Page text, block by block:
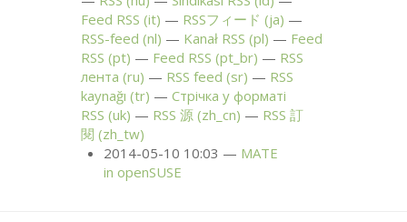
Feed RSS (it)
RSSフィード (ja)
RSS-feed (nl) Kanał RSS (pl)
Feed
RSS (pt) Feed RSS (pt_br)
RSS
лента (ru)
RSS feed (sr)
RSS
kaynağı (tr)
Стрічка у форматі
RSS (uk) RSS 源 (zh_cn) RSS 訂
閱 (zh_tw)
2014-05-10 10:03
MATE
in openSUSE